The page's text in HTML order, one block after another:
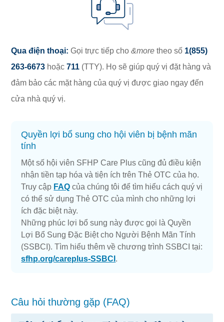
Qua điện thoại:Gọi trực tiếp cho&more theo số 1(855)
263-6673 hoặc711 (TTY). Họ sẽ giúp quý vị đặt hàng và
đảm bảo các mặt hàng của quý vị được giao ngay đến
cửa nhà quý vị.
Quyền lợi bổ sung cho hội viên bị bệnh mãn
tính
Một số hội viên SFHP Care Plus cũng đủ điều kiện
nhận tiền tạp hóa và tiện ích trên Thẻ OTC của họ.
Truy cập FAQ của chúng tôi để tìm hiểu cách quý vị
có thể sử dụng Thẻ OTC của mình cho những lợi
ích đặc biệt này.
Những phúc lợi bổ sung này được gọi là Quyền
Lợi Bổ Sung Đặc Biệt cho Người Bệnh Mãn Tính
(SSBCI). Tìm hiểu thêm về chương trình SSBCI tại:
sfhp.org/careplus-SSBCI .
Câu hỏi thường gặp (FAQ)